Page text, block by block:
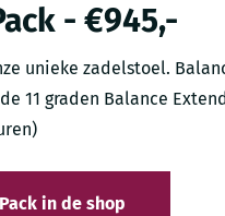
- €945,-
unieke zadelstoel.
11 graden Balance
in de shop